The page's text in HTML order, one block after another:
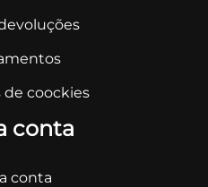
de coockies
conta
conta